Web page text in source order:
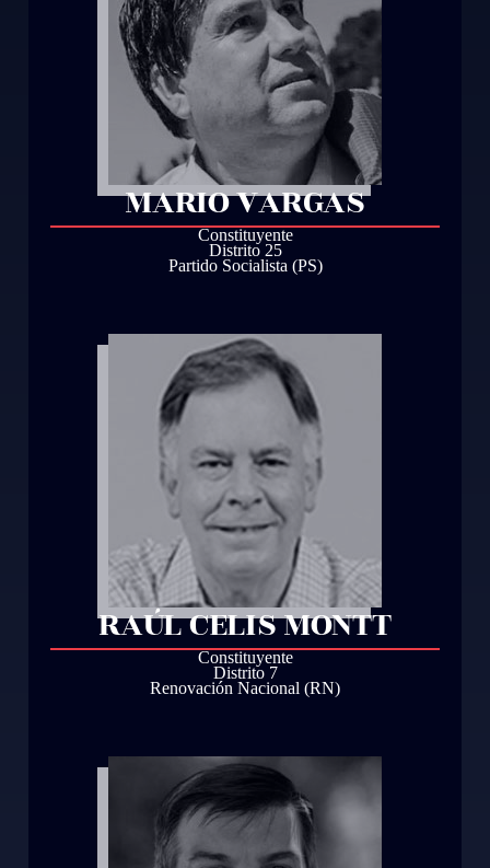
MARIO VARGAS
Constituyente
Distrito 25
Partido Socialista (PS)
RAÚL CELIS MONTT
Constituyente
Distrito 7
Renovación Nacional (RN)